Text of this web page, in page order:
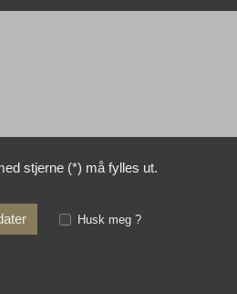
stjerne (*) må fylles ut.
Husk meg ?